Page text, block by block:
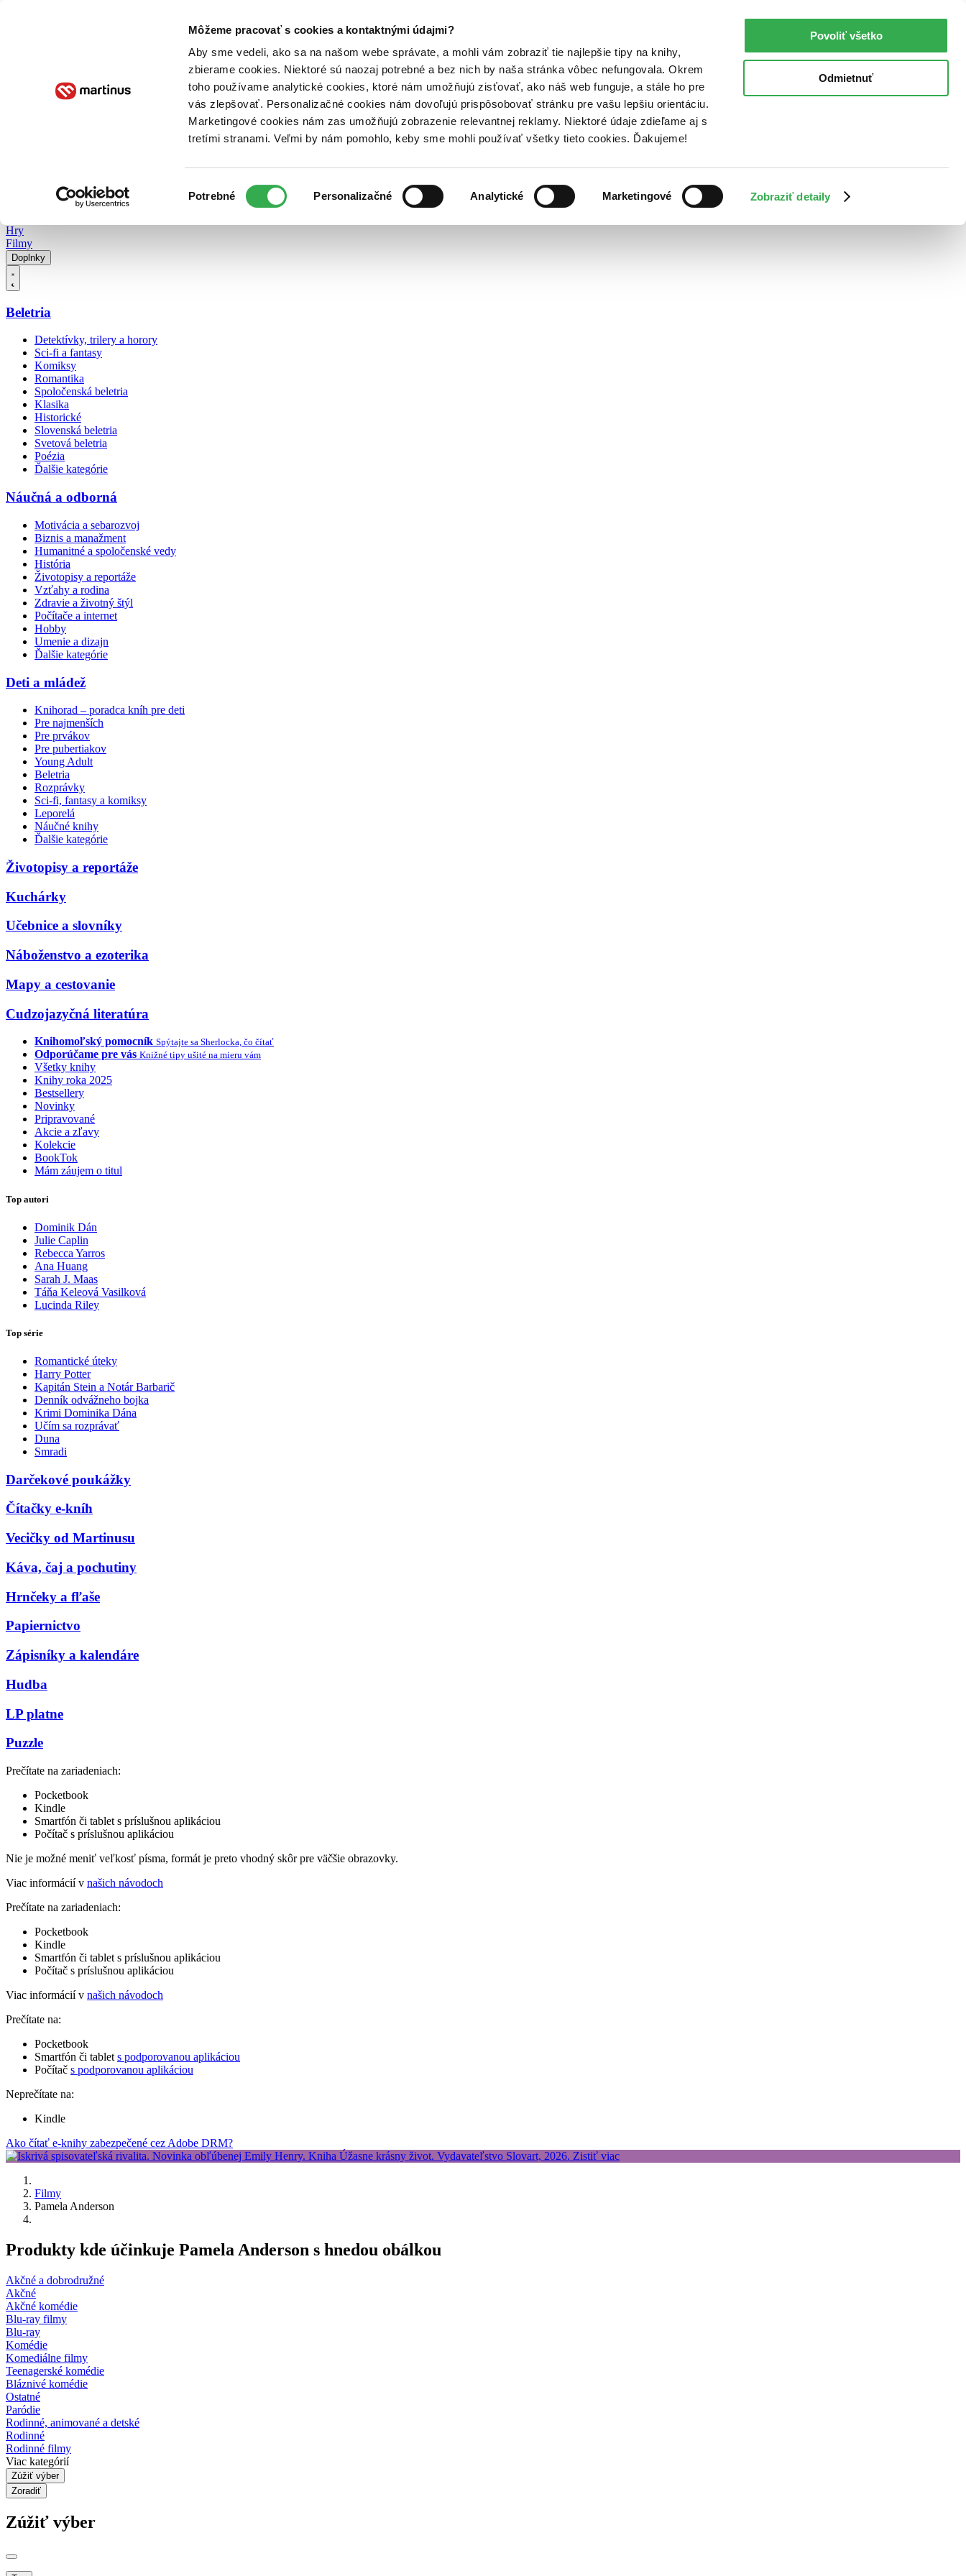
Môžeme pracovať s cookies a kontaktnými údajmi?
Aby sme vedeli, ako sa na našom webe správate, a mohli vám zobraziť tie najlepšie tipy na knihy,
zbierame cookies. Niektoré sú naozaj potrebné a bez nich by naša stránka vôbec nefungovala. Okrem
toho používame analytické cookies, ktoré nám umožňujú zisťovať, ako náš web funguje, a stále ho pre
vás zlepšovať. Personalizačné cookies nám dovoľujú prispôsobovať stránku pre vašu lepšiu orientáciu.
Marketingové cookies nám zas umožňujú zobrazenie relevantnej reklamy. Niektoré údaje zdieľame aj s
tretími stranami. Veľmi by nám pomohlo, keby sme mohli používať všetky tieto cookies. Ďakujeme!
súhlasu
Potrebné Personalizačné Analytické Marketingové Zobraziť detaily
Povoliť všetko
Odmietnuť
Poukážky Kontakt
Hry
Filmy
Doplnky
Beletria
Detektívky, trilery a horory
Sci-fi a fantasy
Komiksy
Romantika
Spoločenská beletria
Klasika
Historické
Slovenská beletria
Svetová beletria
Poézia
Ďalšie kategórie
Náučná a odborná
Motivácia a sebarozvoj
Biznis a manažment
Humanitné a spoločenské vedy
História
Životopisy a reportáže
Vzťahy a rodina
Zdravie a životný štýl
Počítače a internet
Hobby
Umenie a dizajn
Ďalšie kategórie
Deti a mládež
Knihorad – poradca kníh pre deti
Pre najmenších
Pre prvákov
Pre pubertiakov
Young Adult
Beletria
Rozprávky
Sci-fi, fantasy a komiksy
Leporelá
Náučné knihy
Ďalšie kategórie
Životopisy a reportáže
Kuchárky
Učebnice a slovníky
Náboženstvo a ezoterika
Mapy a cestovanie
Cudzojazyčná literatúra
Knihomoľský pomocník Spýtajte sa Sherlocka, čo čítať
Odporúčame pre vás Knižné tipy ušité na mieru vám
Všetky knihy
Knihy roka 2025
Bestsellery
Novinky
Pripravované
Akcie a zľavy
Kolekcie
BookTok
Mám záujem o titul
Top autori
Dominik Dán
Julie Caplin
Rebecca Yarros
Ana Huang
Sarah J. Maas
Táňa Keleová Vasilková
Lucinda Riley
Top série
Romantické úteky
Harry Potter
Kapitán Stein a Notár Barbarič
Denník odvážneho bojka
Krimi Dominika Dána
Učím sa rozprávať
Duna
Smradi
Darčekové poukážky
Čítačky e-kníh
Vecičky od Martinusu
Káva, čaj a pochutiny
Hrnčeky a fľaše
Papiernictvo
Zápisníky a kalendáre
Hudba
LP platne
Puzzle
Prečítate na zariadeniach:
Pocketbook
Kindle
Smartfón či tablet s príslušnou aplikáciou
Počítač s príslušnou aplikáciou
Nie je možné meniť veľkosť písma, formát je preto vhodný skôr pre väčšie obrazovky.
Viac informácií v našich návodoch
Prečítate na zariadeniach:
Pocketbook
Kindle
Smartfón či tablet s príslušnou aplikáciou
Počítač s príslušnou aplikáciou
Viac informácií v našich návodoch
Prečítate na:
Pocketbook
Smartfón či tablet s podporovanou aplikáciou
Počítač s podporovanou aplikáciou
Neprečítate na:
Kindle
Ako čítať e-knihy zabezpečené cez Adobe DRM?
Filmy
Pamela Anderson
Produkty kde účinkuje Pamela Anderson s hnedou obálkou
Akčné a dobrodružné
Akčné
Akčné komédie
Blu-ray filmy
Blu-ray
Komédie
Komediálne filmy
Teenagerské komédie
Bláznivé komédie
Ostatné
Paródie
Rodinné, animované a detské
Rodinné
Rodinné filmy
Viac kategórií
Zúžiť výber
Zoradiť
Zúžiť výber